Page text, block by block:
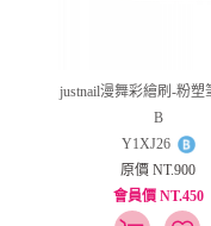
justnail漫舞彩繪刷-粉塑
B
Y1XJ26
原價 NT.900
會員價 NT.450